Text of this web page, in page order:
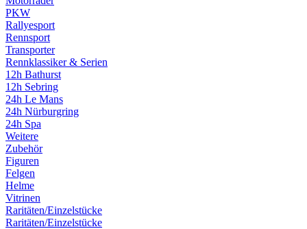
PKW
Rallyesport
Rennsport
Transporter
Rennklassiker & Serien
12h Bathurst
12h Sebring
24h Le Mans
24h Nürburgring
24h Spa
Weitere
Zubehör
Figuren
Felgen
Helme
Vitrinen
Raritäten/Einzelstücke
Raritäten/Einzelstücke